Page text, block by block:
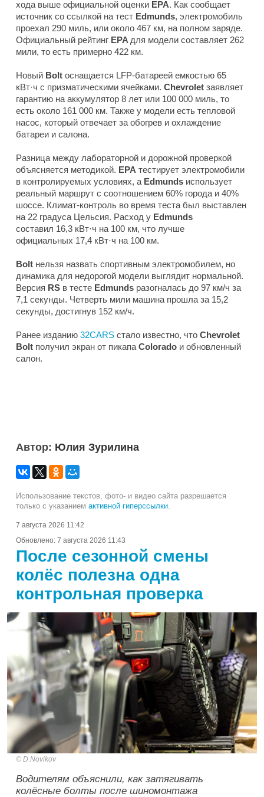
хода выше официальной оценки EPA. Как сообщает
источник со ссылкой на тест Edmunds, электромобиль
проехал 290 миль, или около 467 км, на полном заряде.
Официальный рейтинг EPA для модели составляет 262
мили, то есть примерно 422 км.
Новый Bolt оснащается LFP-батареей емкостью 65
кВт·ч с призматическими ячейками. Chevrolet заявляет
гарантию на аккумулятор 8 лет или 100 000 миль, то
есть около 161 000 км. Также у модели есть тепловой
насос, который отвечает за обогрев и охлаждение
батареи и салона.
Разница между лабораторной и дорожной проверкой
объясняется методикой. EPA тестирует электромобили
в контролируемых условиях, а Edmunds использует
реальный маршрут с соотношением 60% города и 40%
шоссе. Климат-контроль во время теста был выставлен
на 22 градуса Цельсия. Расход у Edmunds
составил 16,3 кВт·ч на 100 км, что лучше
официальных 17,4 кВт·ч на 100 км.
Bolt нельзя назвать спортивным электромобилем, но
динамика для недорогой модели выглядит нормальной.
Версия RS в тесте Edmunds разогналась до 97 км/ч за
7,1 секунды. Четверть мили машина прошла за 15,2
секунды, достигнув 152 км/ч.
Ранее изданию 32CARS стало известно, что Chevrolet
Bolt получил экран от пикапа Colorado и обновленный
салон.
Автор: Юлия Зурилина
Использование текстов, фото- и видео сайта разрешается
только с указанием активной гиперссылки.
7 августа 2026 11:42
Обновлено: 7 августа 2026 11:43
После сезонной смены
колёс полезна одна
контрольная проверка
D.Novikov
Водителям объяснили, как затягивать
колёсные болты после шиномонтажа